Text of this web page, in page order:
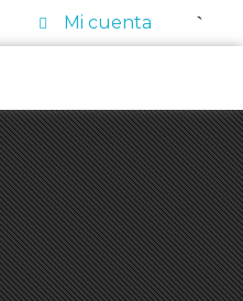
Mi cuenta 0